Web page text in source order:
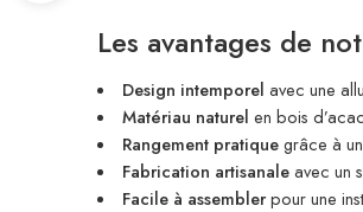
Les avantages de
Design intemporel avec une
Matériau naturel en bois
Rangement pratiquegrâce à
Fabrication artisanaleavec un
Facile à assemblerpour une